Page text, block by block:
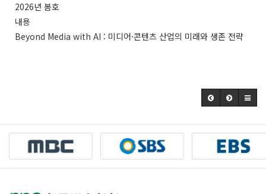
2026년 봄호
내용
Beyond Media with AI : 미디어·콘텐츠 산업의 미래와 생존 전략